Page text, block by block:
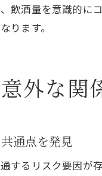
飲酒量を意識的に
ります。
外な関
通点を発見
するリスク要因が